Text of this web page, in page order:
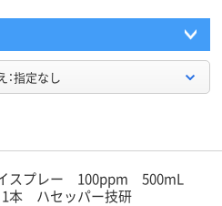
：指定なし
スプレー 100ppm 500mL
本 ハセッパー技研